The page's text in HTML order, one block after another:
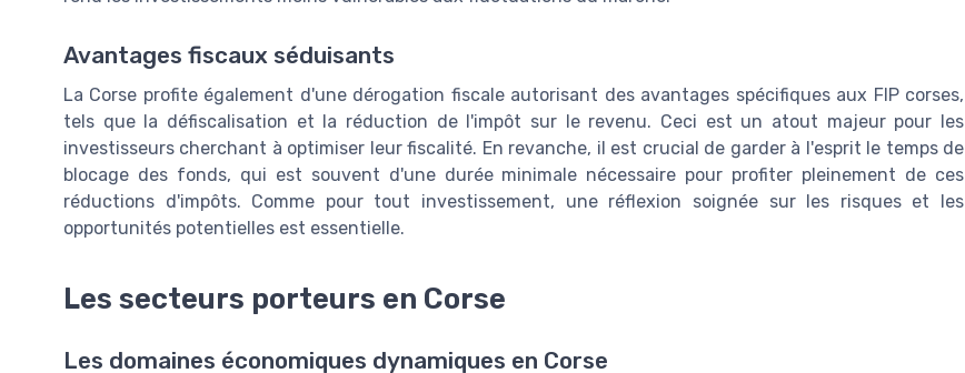
Avantages fiscaux séduisants
La Corse profite également d'une dérogation fiscale autorisant des avantages spécifiques aux FIP corses,
tels que la défiscalisation et la réduction de l'impôt sur le revenu. Ceci est un atout majeur pour les
investisseurs cherchant à optimiser leur fiscalité. En revanche, il est crucial de garder à l'esprit le temps de
blocage des fonds, qui est souvent d'une durée minimale nécessaire pour profiter pleinement de ces
réductions d'impôts. Comme pour tout investissement, une réflexion soignée sur les risques et les
opportunités potentielles est essentielle.
Les secteurs porteurs en Corse
Les domaines économiques dynamiques en Corse